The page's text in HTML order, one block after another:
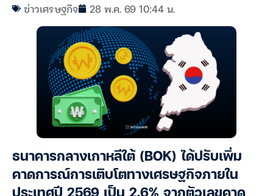
ข่าวเศรษฐกิจ 28 พ.ค. 69 10:44 น.
ธนาคารกลางเกาหลีใต้ (BOK) ได้ปรับเพิ่ม
คาดการณ์การเติบโตทางเศรษฐกิจภายใน